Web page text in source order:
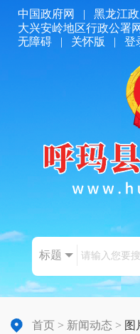
中国政府网 | 黑龙江
大兴安岭地区行政公署
无障碍
| 关怀版 | 登
标题
首页 > 新闻动态 > 图